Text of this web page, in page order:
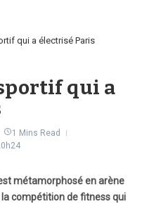
qui a électrisé Paris
qui a
1 Mins Read
métamorphosé en arène
la compétition de fitness qui